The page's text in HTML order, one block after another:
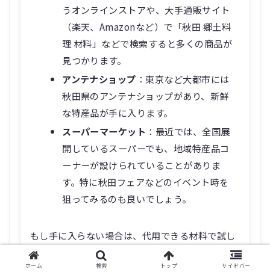
うオンラインストアや、大手通販サイト
（楽天、Amazonなど）で「秋田 郷土料
理 材料」などで検索すると多くの商品が
見つかります。
アンテナショップ ：東京など大都市には
秋田県のアンテナショップがあり、新鮮
な特産品が手に入ります。
スーパーマーケット ：最近では、全国展
開しているスーパーでも、地域特産品コ
ーナーが設けられていることがありま
す。特に秋田フェアなどのイベント時を
狙ってみるのも良いでしょう。
もし手に入らない場合は、代用できる材料で試し
てみてください。きりたんぽは「だまこもち」
で、比内地鶏は普通の鶏もも肉でも美味しく作れ
ホーム 検索 トップ サイドバー